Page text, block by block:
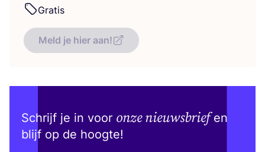
Gra­tis
Meld je hier aan!
Schrijf je in voor onze nieuwsbriefen
blijf op de hoogte!